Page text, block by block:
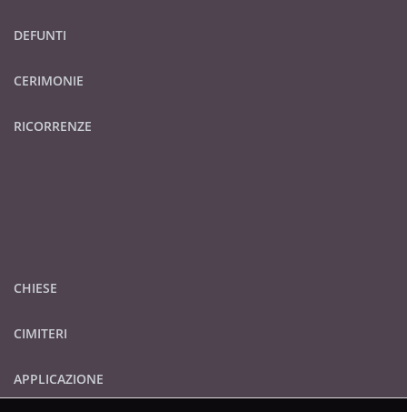
DEFUNTI
CERIMONIE
RICORRENZE
CHIESE
CIMITERI
APPLICAZIONE